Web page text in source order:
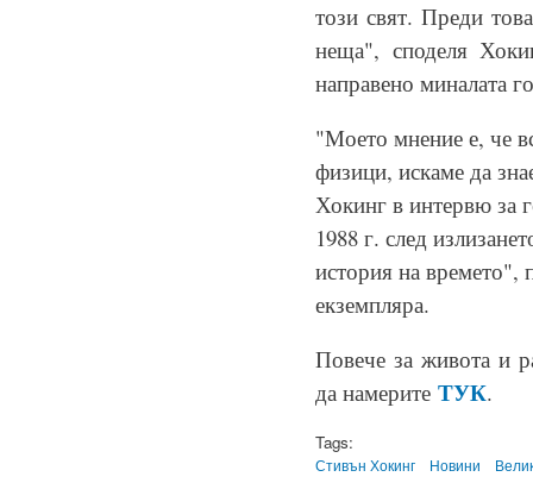
този свят. Преди
неща", споделя
направено миналата
"Моето мнение е, че
физици, искаме да
Хокинг в интервю за
1988 г. след
история на времето",
екземпляра.
Повече за живота и
да намерите ТУК.
Tags:
Стивън Хокинг Новини